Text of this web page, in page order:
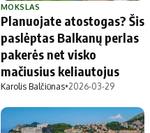
MOKSLAS
Planuojate atostogas? Šis
paslėptas Balkanų perlas
pakerės net visko
mačiusius keliautojus
Karolis Balčiūnas•2026-03-29